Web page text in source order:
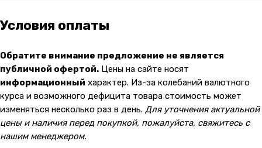
Условия оплаты
Обратите внимание предложение не является
публичной офертой. Цены на сайте носят
информационный характер. Из-за колебаний валютного
курса и возможного дефицита товара стоимость может
изменяться несколько раз в день. Для уточнения актуальной
цены и наличия перед покупкой, пожалуйста, свяжитесь с
нашим менеджером.
Разработка: youx.agency